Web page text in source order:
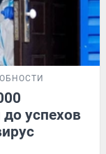
успехов